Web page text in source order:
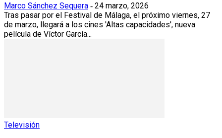
Marco Sánchez Sequera - 24 marzo, 2026
Tras pasar por el Festival de Málaga, el próximo viernes, 27
de marzo, llegará a los cines 'Altas capacidades', nueva
película de Víctor García...
Televisión